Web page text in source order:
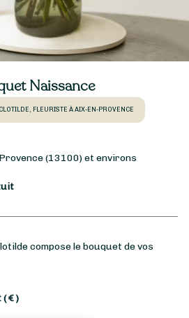
Naissance
FLEURISTE À AIX-EN-PROVENCE
(13100) et environs
compose le bouquet de vos
( € )